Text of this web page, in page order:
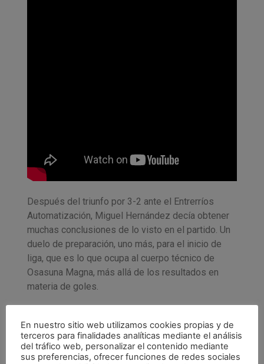
Después del triunfo por 3-2 ante el Entrerríos
Automatización, Miguel Hernández decía obtener
muchas conclusiones de lo visto en el partido. Un
duelo de preparación, uno más, para el inicio de
liga, que es lo que ocupa al cuerpo técnico de
Osasuna Magna, más allá de los resultados en
materia de goles.
«Saco conclusiones de todo. Hay que cosas que
hemos hecho bien y otras que no hemos hecho
bien. Vamos acumulando trabajo y dándonos
cuenta de por dónde hay que coger el camino y
En nuestro sitio web utilizamos cookies propias y de
terceros para finalidades analíticas mediante el análisis
del tráfico web, personalizar el contenido mediante
sus preferencias, ofrecer funciones de redes sociales